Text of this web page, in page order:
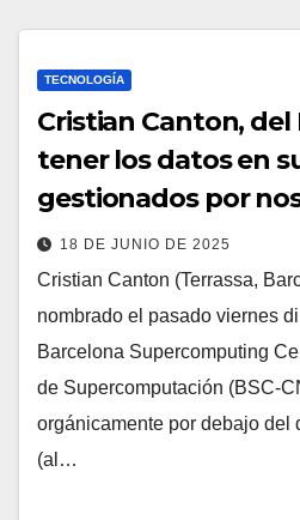
TECNOLOGÍA
Cristian Canton, del
tener los datos en
gestionados por
18 DE JUNIO DE 2025
Cristian Canton (Terrassa,
nombrado el pasado viernes
Barcelona Supercomputing
de Supercomputación (BSC-
orgánicamente por debajo del
(al…